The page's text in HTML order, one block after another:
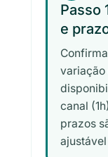
Passo
e
variação
canal
prazos